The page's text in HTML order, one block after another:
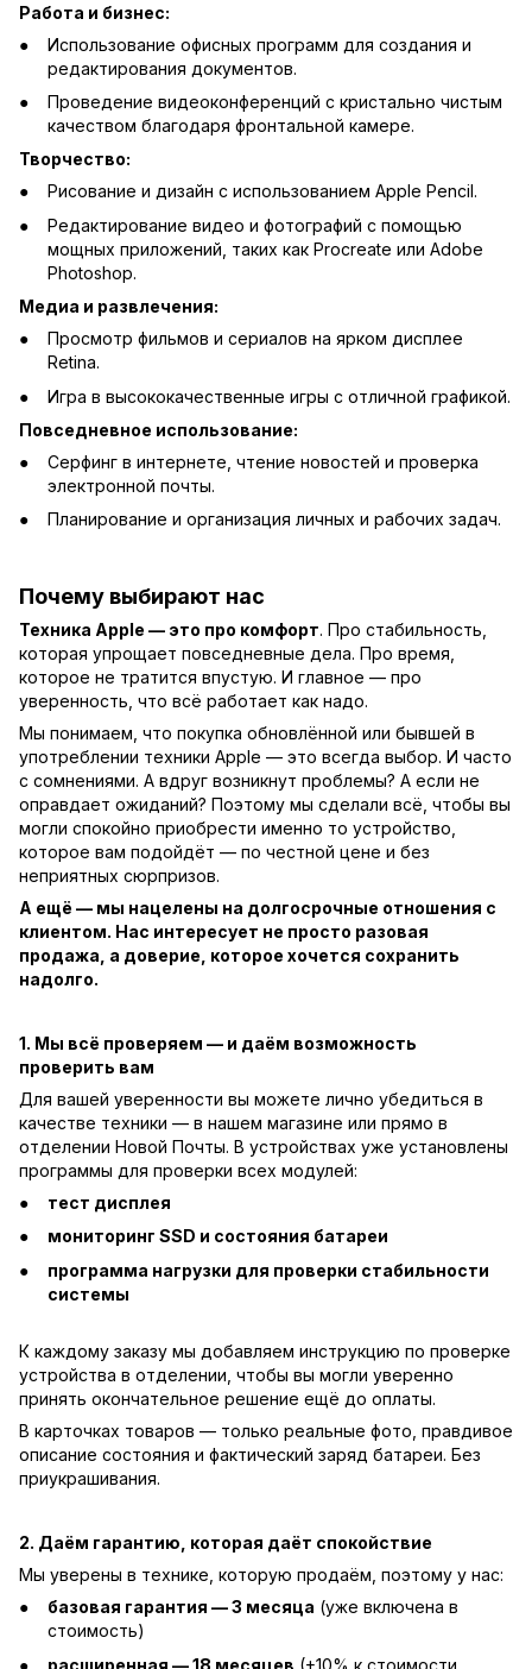
Работа и бизнес:
Использование офисных программ для создания и
редактирования документов.
Проведение видеоконференций с кристально чистым
качеством благодаря фронтальной камере.
Творчество:
Рисование и дизайн с использованием Apple Pencil.
Редактирование видео и фотографий с помощью
мощных приложений, таких как Procreate или Adobe
Photoshop.
Медиа и развлечения:
Просмотр фильмов и сериалов на ярком дисплее
Retina.
Игра в высококачественные игры с отличной графикой.
Повседневное использование:
Серфинг в интернете, чтение новостей и проверка
электронной почты.
Планирование и организация личных и рабочих задач.
Почему выбирают нас
Техника Apple — это про комфорт. Про стабильность,
которая упрощает повседневные дела. Про время,
которое не тратится впустую. И главное — про
уверенность, что всё работает как надо.
Мы понимаем, что покупка обновлённой или бывшей в
употреблении техники Apple — это всегда выбор. И часто
с сомнениями. А вдруг возникнут проблемы? А если не
оправдает ожиданий? Поэтому мы сделали всё, чтобы вы
могли спокойно приобрести именно то устройство,
которое вам подойдёт — по честной цене и без
неприятных сюрпризов.
А ещё — мы нацелены на долгосрочные отношения с
клиентом. Нас интересует не просто разовая
продажа, а доверие, которое хочется сохранить
надолго.
1. Мы всё проверяем — и даём возможность
проверить вам
Для вашей уверенности вы можете лично убедиться в
качестве техники — в нашем магазине или прямо в
отделении Новой Почты. В устройствах уже установлены
программы для проверки всех модулей:
тест дисплея
мониторинг SSD и состояния батареи
программа нагрузки для проверки стабильности
системы
К каждому заказу мы добавляем инструкцию по проверке
устройства в отделении, чтобы вы могли уверенно
принять окончательное решение ещё до оплаты.
В карточках товаров — только реальные фото, правдивое
описание состояния и фактический заряд батареи. Без
приукрашивания.
2. Даём гарантию, которая даёт спокойствие
Мы уверены в технике, которую продаём, поэтому у нас:
базовая гарантия — 3 месяца (уже включена в
стоимость)
расширенная — 18 месяцев (+10% к стоимости